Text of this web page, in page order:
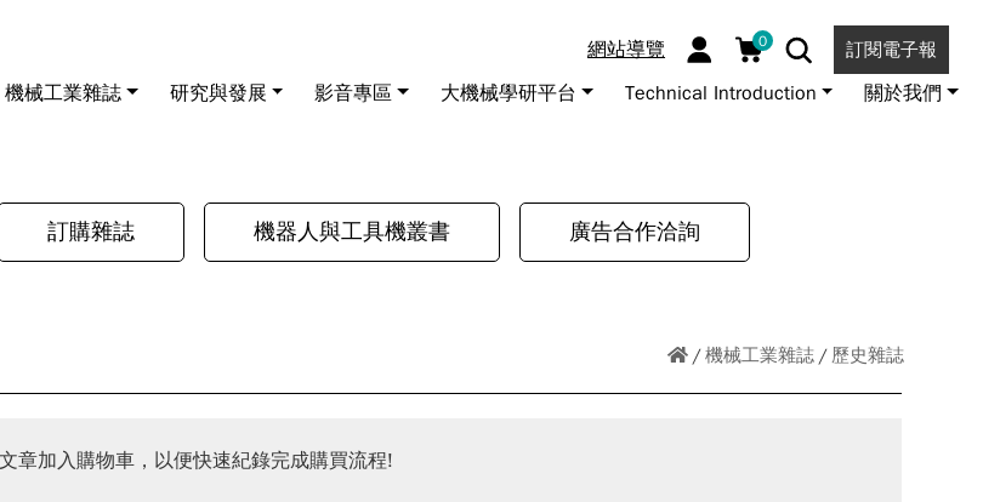
網站導覽 0 訂閱電子報
機械工業雜誌 研究與發展 影音專區 大機械學研平台 Technical Introduction 關於我們
訂購雜誌 機器人與工具機叢書 廣告合作洽詢
機械工業雜誌 歷史雜誌
章加入購物車，以便快速紀錄完成購買流程!